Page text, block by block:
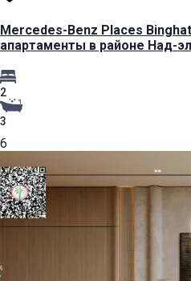
Mercedes-Benz Places
апартаменты в районе Над-
2
3
6